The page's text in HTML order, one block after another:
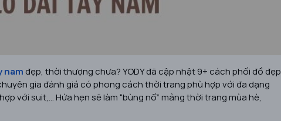
nam đẹp, thời thượng chưa? YODY đã cập nhật 9+ cách phối đồ đẹp
gia đánh giá có phong cách thời trang phù hợp với đa dạng
với suit,... Hứa hẹn sẽ làm “bùng nổ” mảng thời trang mùa hè,